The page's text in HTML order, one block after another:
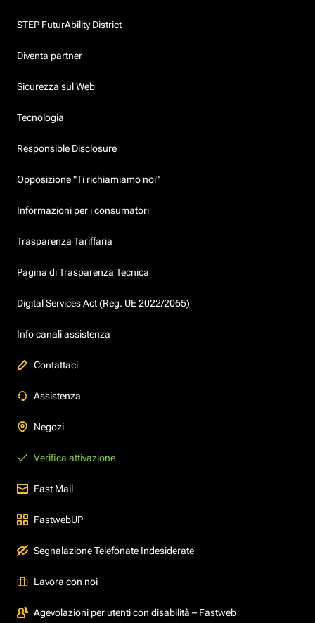
STEP FuturAbility District
Diventa partner
Sicurezza sul Web
Tecnologia
Responsible Disclosure
Opposizione "Ti richiamiamo noi"
Informazioni per i consumatori
Trasparenza Tariffaria
Pagina di Trasparenza Tecnica
Digital Services Act (Reg. UE 2022/2065)
Info canali assistenza
Contattaci
Assistenza
Negozi
Verifica attivazione
Fast Mail
FastwebUP
Segnalazione Telefonate Indesiderate
Lavora con noi
Agevolazioni per utenti con disabilità – Fastweb